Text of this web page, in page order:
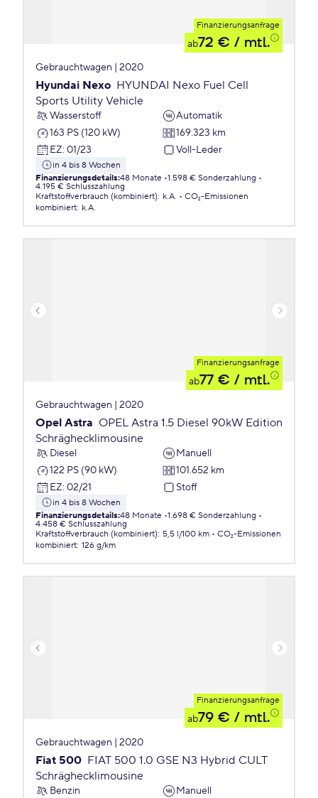
Finanzierungsanfrage
ab72 € / mtl.
Gebrauchtwagen | 2020
Hyundai Nexo HYUNDAI Nexo Fuel Cell
Sports Utility Vehicle
Wasserstoff
Automatik
163 PS (120 kW)
169.323 km
EZ: 01/23 Voll-Leder
in 4 bis 8 Wochen
Finanzierungsdetails:48 Monate 1.598 € Sonderzahlung
4.195 € Schlusszahlung
Kraftstoffverbrauch (kombiniert): k.A.
CO₂-Emissionen
kombiniert: k.A.
Finanzierungsanfrage
ab77 € / mtl.
Gebrauchtwagen | 2020
Opel Astra OPEL Astra 1.5 Diesel 90kW Edition
Schräghecklimousine
Diesel
Manuell
122 PS (90 kW)
101.652 km
EZ: 02/21 Stoff
in 4 bis 8 Wochen
Finanzierungsdetails:48 Monate 1.698 € Sonderzahlung
4.458 € Schlusszahlung
Kraftstoffverbrauch (kombiniert): 5,5 l/100 km
CO₂-Emissionen
kombiniert: 126 g/km
Finanzierungsanfrage
ab79 € / mtl.
Gebrauchtwagen | 2020
Fiat 500 FIAT 500 1.0 GSE N3 Hybrid CULT
Schräghecklimousine
Benzin
Manuell